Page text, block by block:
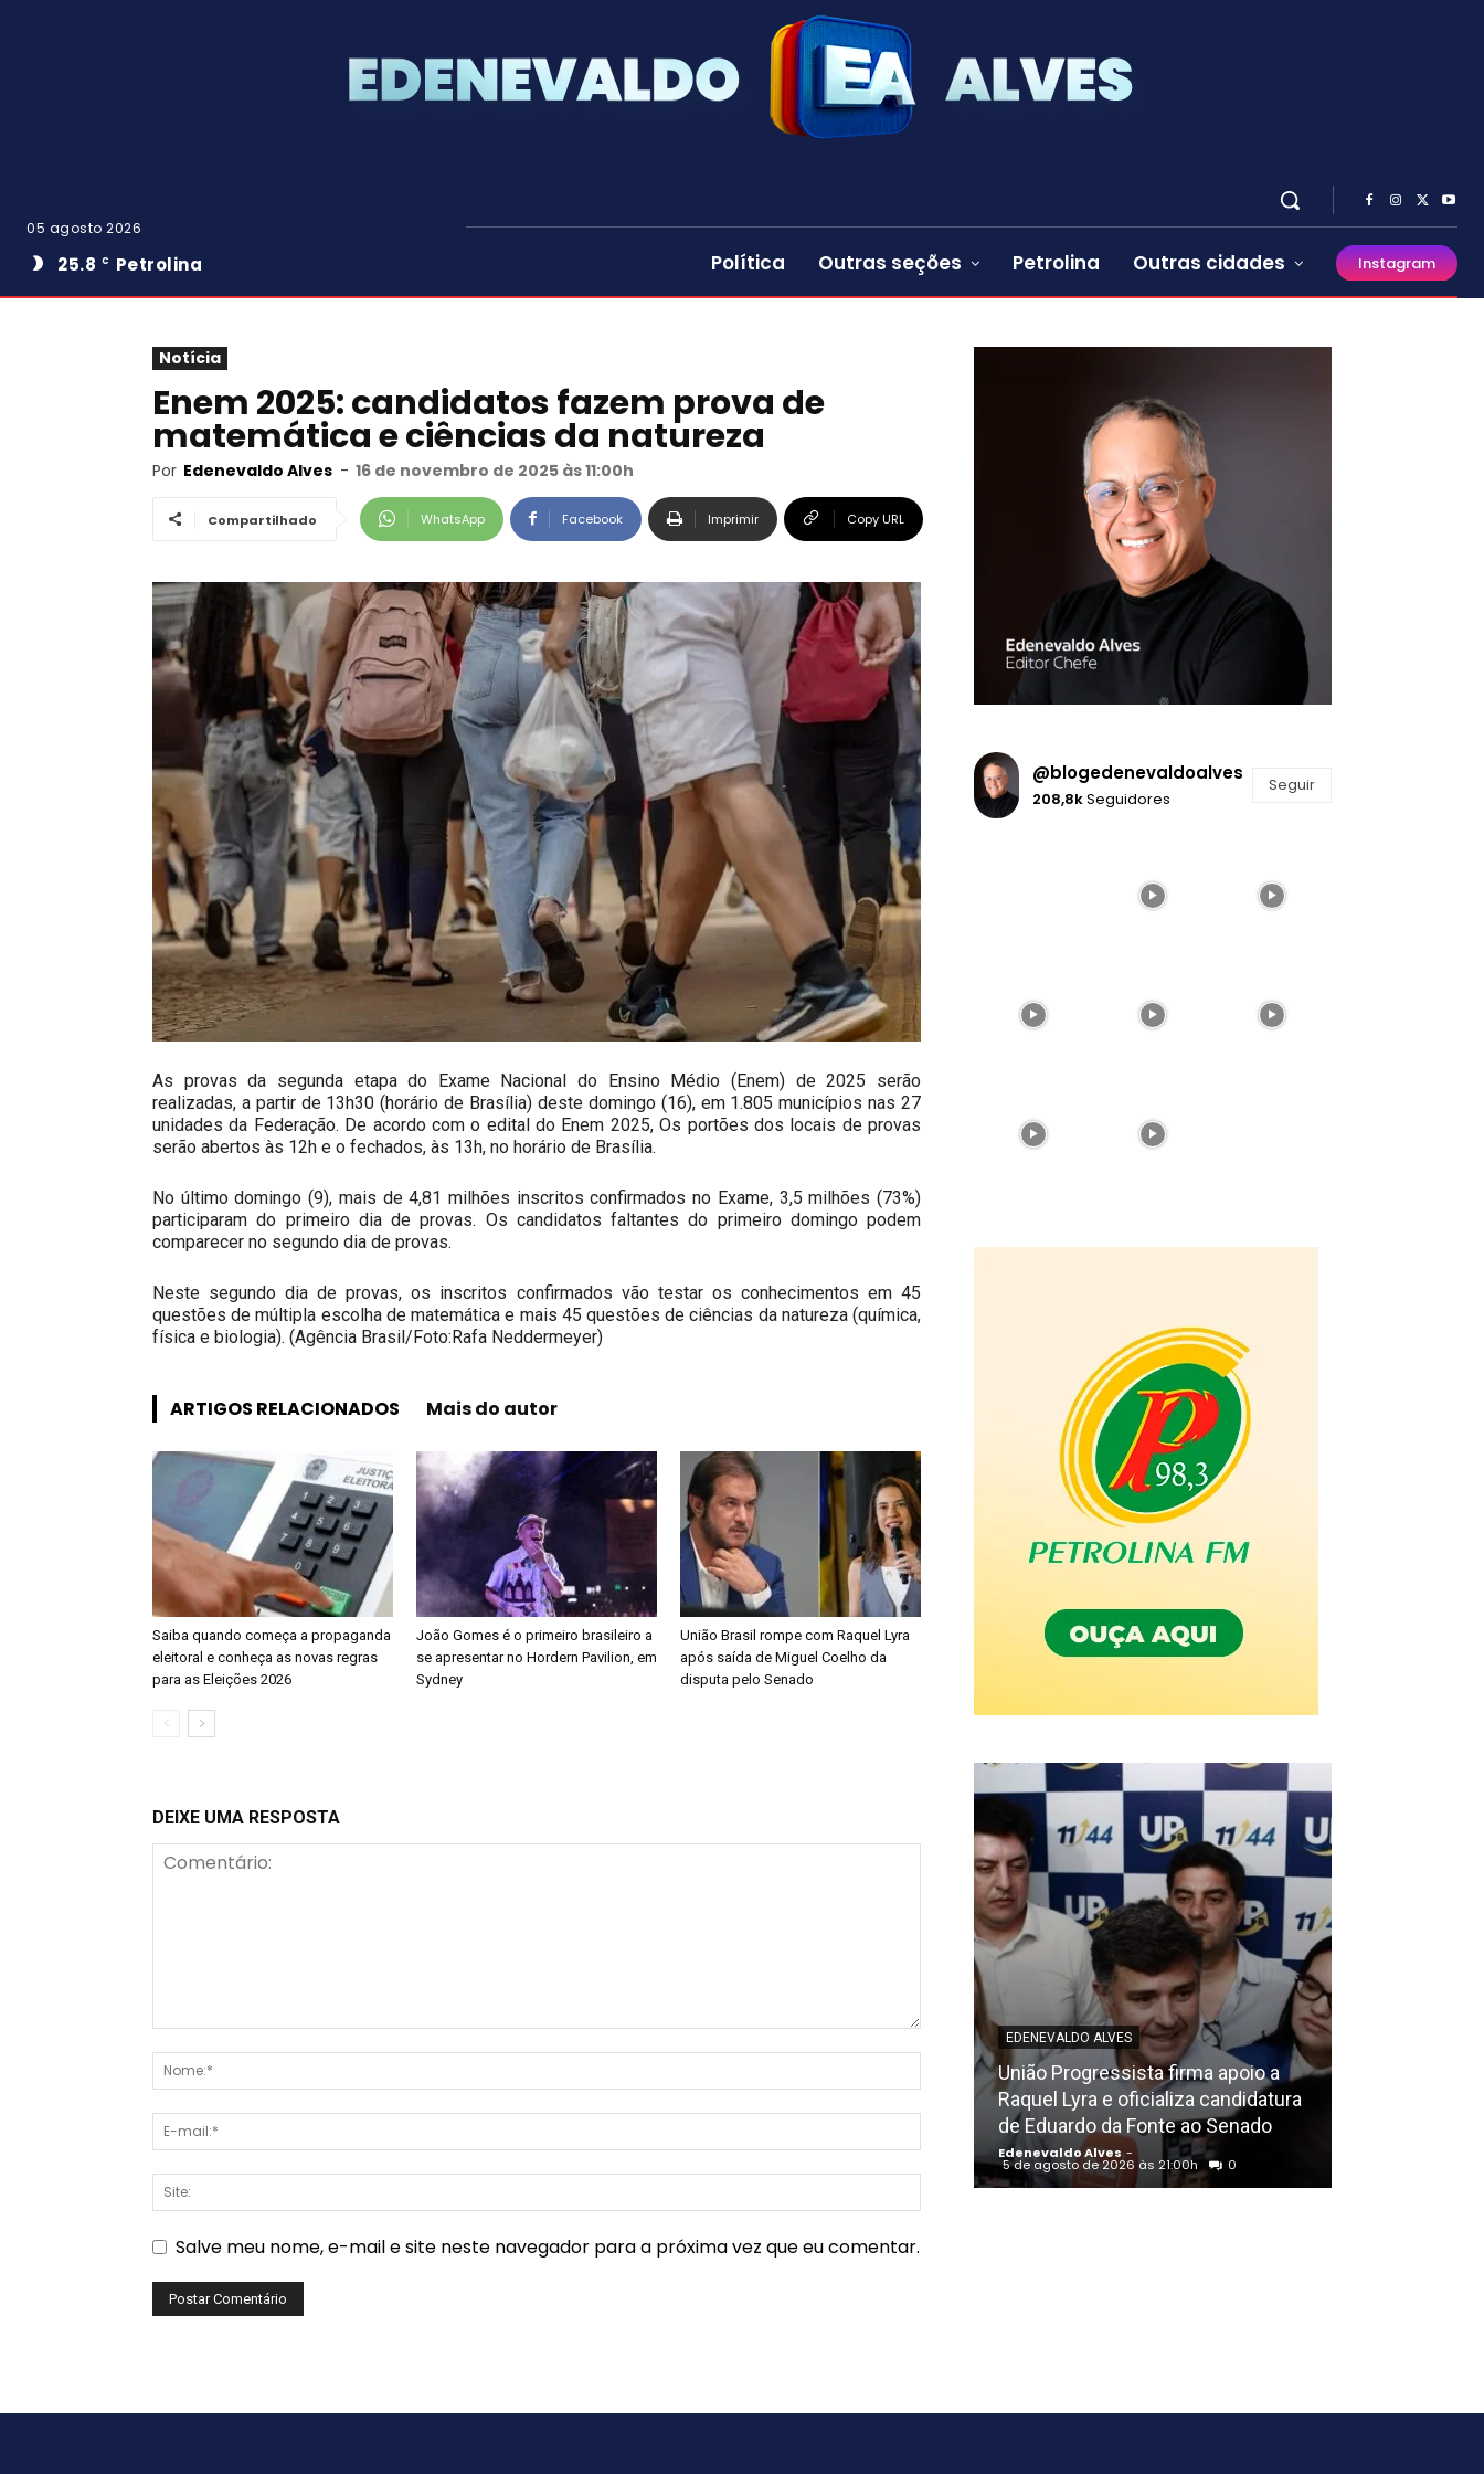
05 agosto 2026
25.8 C Petrolina Política Outras seções Petrolina Outras cidades Instagram
Notícia
Enem 2025: candidatos fazem prova de
matemática e ciências da natureza
Por Edenevaldo Alves - 16 de novembro de 2025 às 11:00h
Compartilhado WhatsApp Facebook Imprimir Copy URL
As provas da segunda etapa do Exame Nacional do Ensino Médio (Enem) de 2025 serão
realizadas, a partir de 13h30 (horário de Brasília) deste domingo (16), em 1.805 municípios nas 27
unidades da Federação. De acordo com o edital do Enem 2025, Os portões dos locais de provas
serão abertos às 12h e o fechados, às 13h, no horário de Brasília.
No último domingo (9), mais de 4,81 milhões inscritos confirmados no Exame, 3,5 milhões (73%)
participaram do primeiro dia de provas. Os candidatos faltantes do primeiro domingo podem
comparecer no segundo dia de provas.
Neste segundo dia de provas, os inscritos confirmados vão testar os conhecimentos em 45
questões de múltipla escolha de matemática e mais 45 questões de ciências da natureza (química,
física e biologia). (Agência Brasil/Foto:Rafa Neddermeyer)
ARTIGOS RELACIONADOS Mais do autor
Saiba quando começa a propaganda
eleitoral e conheça as novas regras
para as Eleições 2026
João Gomes é o primeiro brasileiro a
se apresentar no Hordern Pavilion, em
Sydney
União Brasil rompe com Raquel Lyra
após saída de Miguel Coelho da
disputa pelo Senado
DEIXE UMA RESPOSTA
Salve meu nome, e-mail e site neste navegador para a próxima vez que eu comentar.
@blogedenevaldoalves
208,8kSeguidores
Seguir
EDENEVALDO ALVES
União Progressista firma apoio a
Raquel Lyra e oficializa candidatura
de Eduardo da Fonte ao Senado
Edenevaldo Alves -
5 de agosto de 2026 às 21:00h 0